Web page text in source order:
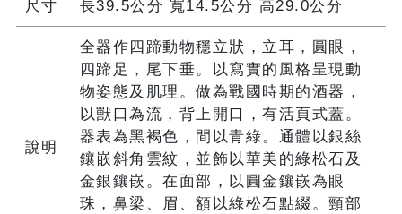
尺寸 長39.5公分 寬14.5公分 高29.0公分
說明
全器作四蹄動物穩立狀，立耳，圓眼，
四蹄足，尾下垂。以寫實的風格呈現動
物姿態及肌理。做為戰國時期的酒器，
以獸口為流，背上開口，有活頁式蓋。
器表為黑褐色，間以青綠。通體以銀絲
鑲嵌斜角雲紋，並飾以華美的綠松石及
金銀鑲嵌。在面部，以圓金鑲嵌為眼
珠，鼻梁、眉、額以綠松石點綴。頸部